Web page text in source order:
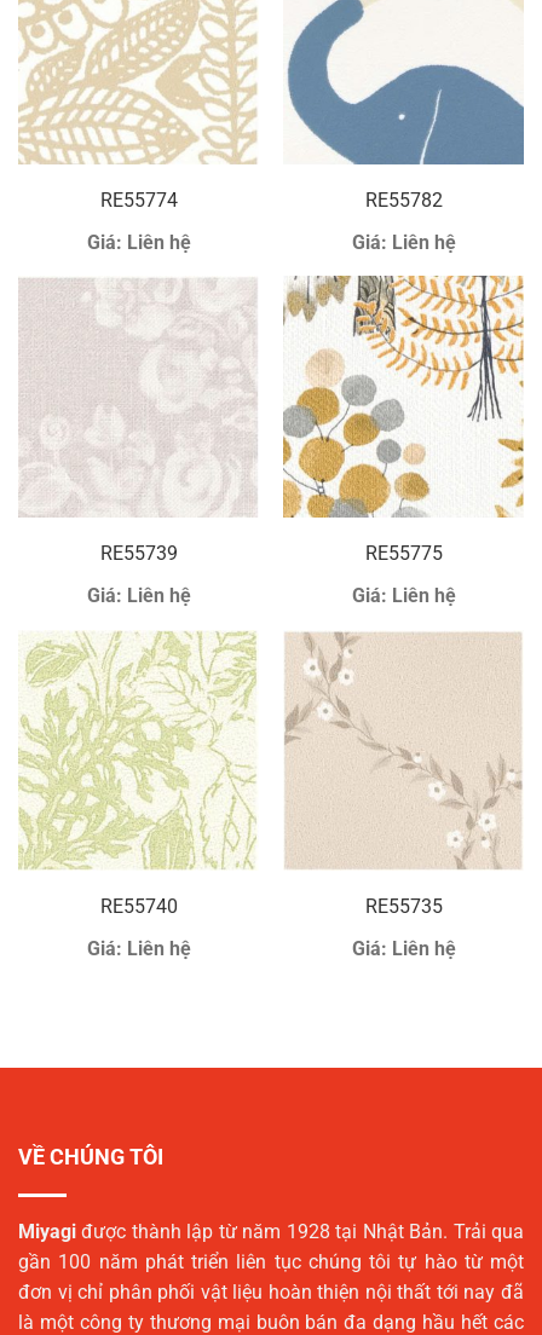
RE55774
Giá: Liên hệ
RE55782
Giá: Liên hệ
RE55739
Giá: Liên hệ
RE55775
Giá: Liên hệ
RE55740
Giá: Liên hệ
RE55735
Giá: Liên hệ
VỀ CHÚNG TÔI
Miyagi được thành lập từ năm 1928 tại Nhật Bản. Trải qua
gần 100 năm phát triển liên tục chúng tôi tự hào từ một
đơn vị chỉ phân phối vật liệu hoàn thiện nội thất tới nay đã
là một công ty thương mại buôn bán đa dạng hầu hết các